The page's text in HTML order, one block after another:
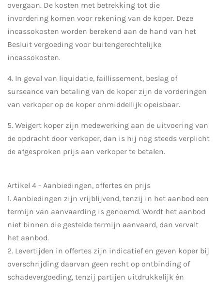
overgaan. De kosten met betrekking tot die
invordering komen voor rekening van de koper. Deze
incassokosten worden berekend aan de hand van het
Besluit vergoeding voor buitengerechtelijke
incassokosten.
4. In geval van liquidatie, faillissement, beslag of
surseance van betaling van de koper zijn de vorderingen
van verkoper op de koper onmiddellijk opeisbaar.
5. Weigert koper zijn medewerking aan de uitvoering van
de opdracht door verkoper, dan is hij nog steeds verplicht
de afgesproken prijs aan verkoper te betalen.
Artikel 4 - Aanbiedingen, offertes en prijs
1. Aanbiedingen zijn vrijblijvend, tenzij in het aanbod een
termijn van aanvaarding is genoemd. Wordt het aanbod
niet binnen die gestelde termijn aanvaard, dan vervalt
het aanbod.
2. Levertijden in offertes zijn indicatief en geven koper bij
overschrijding daarvan geen recht op ontbinding of
schadevergoeding, tenzij partijen uitdrukkelijk én